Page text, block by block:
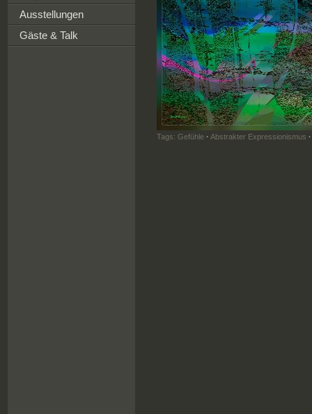
Ausstellungen
Gäste & Talk
Tags: Gefühle · Abstrakter Expressionismus ·